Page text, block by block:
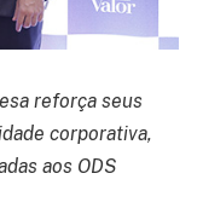
reforça seus
corporativa,
aos ODS